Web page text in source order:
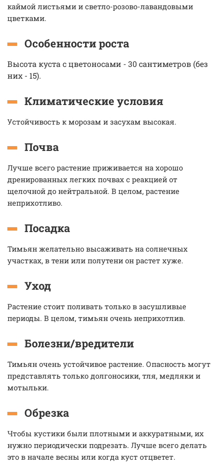
каймой листьями и светло-розово-лавандовыми
цветками.
Особенности роста
Высота куста с цветоносами - 30 сантиметров (без
них - 15).
Климатические условия
Устойчивость к морозам и засухам высокая.
Почва
Лучше всего растение приживается на хорошо
дренированных легких почвах с реакцией от
щелочной до нейтральной. В целом, растение
неприхотливо.
Посадка
Тимьян желательно высаживать на солнечных
участках, в тени или полутени он растет хуже.
Уход
Растение стоит поливать только в засушливые
периоды. В целом, тимьян очень неприхотлив.
Болезни/вредители
Тимьян очень устойчивое растение. Опасность могут
представлять только долгоносики, тля, медляки и
мотыльки.
Обрезка
Чтобы кустики были плотными и аккуратными, их
нужно периодически подрезать. Лучше всего делать
это в начале весны или когда куст отцветет.